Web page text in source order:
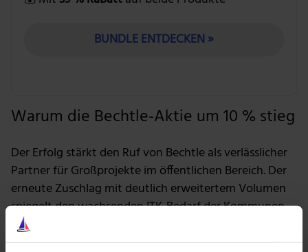
BUNDLE ENTDECKEN »
Warum die Bechtle-Aktie um 10 % stieg
Der Erfolg stärkt den Ruf von Bechtle als verlässlicher
Partner für Großprojekte im öffentlichen Bereich. Der
erneute Zuschlag mit deutlich erweitertem Volumen
spiegelt den wachsenden ITK-Bedarf der Kommunen
wider und festigt das Vertrauen in die Kompetenz des
Bechtle IT-Systemhauses Westfalen-Niederrhein, das